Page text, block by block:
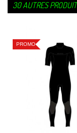
30 AUTRES
PROMO